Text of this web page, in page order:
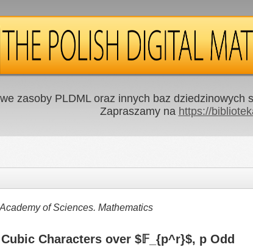
zasoby PLDML oraz innych baz
Zapraszamy na https://
of Sciences. Mathematics
Characters over $𝔽_{p^r}$, p Odd